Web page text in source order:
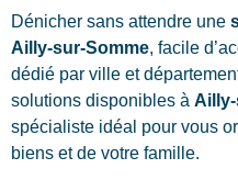
Dénicher sans attendre une
Ailly-sur-Somme, facile
dédié par ville et
solutions disponibles à
spécialiste idéal pour vous
biens et de votre famille.